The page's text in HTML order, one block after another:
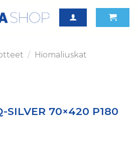
/ Hiomaliuskat
SILVER 70×420 P180